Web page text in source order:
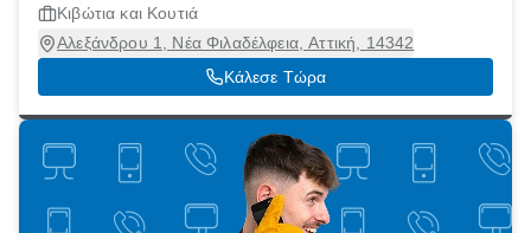
Κιβώτια και Κουτιά
Αλεξάνδρου 1, Νέα Φιλαδέλφεια, Αττική, 14342
Κάλεσε Τώρα